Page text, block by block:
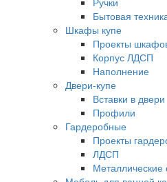
Бытовая
Шкафы купе
Проекты
Корпус ЛДСП
Наполнение
Двери-купе
Вставки в двери
Профили
Гардеробные
Проекты
ЛДСП
Металлические